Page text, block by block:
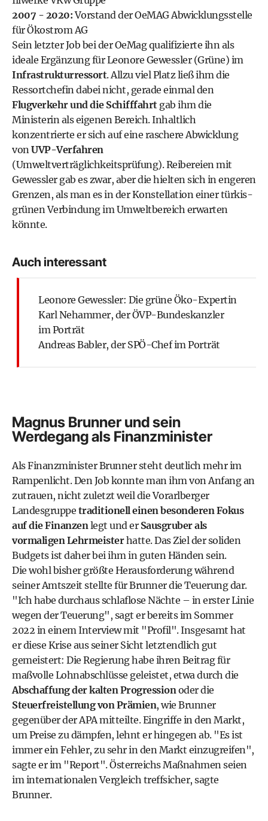
2007 - 2020:Vorstand der OeMAG Abwicklungsstelle
für Ökostrom AG
Sein letzter Job bei der OeMag qualifizierte ihn als
ideale Ergänzung fürLeonore Gewessler(Grüne) im
Infrastrukturressort. Allzu viel Platz ließ ihm die
Ressortchefin dabei nicht, gerade einmal den
Flugverkehr und die Schifffahrt gab ihm die
Ministerin als eigenen Bereich. Inhaltlich
konzentrierte er sich auf eine raschere Abwicklung
vonUVP-Verfahren
(Umweltverträglichkeitsprüfung). Reibereien mit
Gewessler gab es zwar, aber die hielten sich in engeren
Grenzen, als man es in der Konstellation einer türkis-
grünen Verbindung im Umweltbereich erwarten
könnte.
Auch interessant
Leonore Gewessler: Die grüne Öko-Expertin
Karl Nehammer, der ÖVP-Bundeskanzler
im Porträt
Andreas Babler, der SPÖ-Chef im Porträt
Magnus Brunner und sein
Werdegang als Finanzminister
Als Finanzminister Brunner steht deutlich mehr im
Rampenlicht. Den Job konnte man ihm von Anfang an
zutrauen, nicht zuletzt weil die Vorarlberger
Landesgruppe traditionell einen besonderen Fokus
auf die Finanzenlegt und er Sausgruber als
vormaligen Lehrmeisterhatte. Das Ziel der soliden
Budgets ist daher bei ihm in guten Händen sein.
Die wohl bisher größte Herausforderung während
seiner Amtszeit stellte für Brunner die Teuerungdar.
"Ich habe durchaus schlaflose Nächte – in erster Linie
wegen der Teuerung", sagt er bereits im Sommer
2022 in einemInterview mit "Profil". Insgesamt hat
er diese Krise aus seiner Sicht letztendlich gut
gemeistert: Die Regierung habe ihren Beitrag für
maßvolle Lohnabschlüsse geleistet, etwa durch die
Abschaffung derkalten Progressionoder die
Steuerfreistellung von Prämien, wie Brunner
gegenüber der APA mitteilte. Eingriffe in den Markt,
um Preise zu dämpfen, lehnt er hingegen ab. "Es ist
immer ein Fehler, zu sehr in den Markt einzugreifen",
sagte er im "Report". Österreichs Maßnahmen seien
im internationalen Vergleich treffsicher, sagte
Brunner.